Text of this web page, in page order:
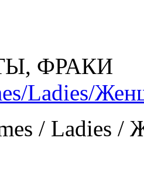
ФРАКИ
Ladies/
/ Ladies